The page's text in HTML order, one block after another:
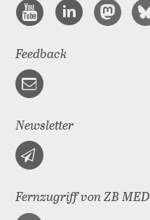
Feedback
Newsletter
Fernzugriff von ZB MED